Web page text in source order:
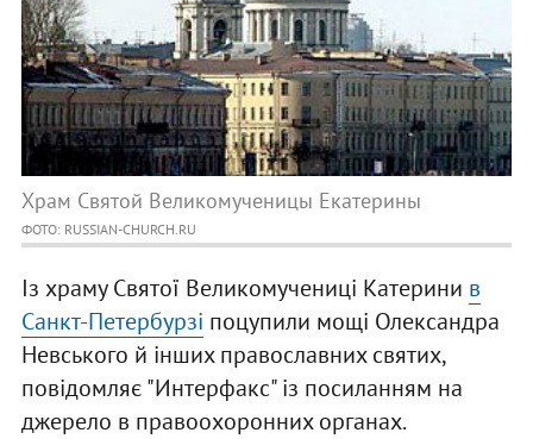
Храм Святой Великомученицы Екатерины
ФОТО: RUSSIAN-CHURCH.RU
Із храму Святої Великомучениці Катерини в
Санкт-Петербурзі поцупили мощі Олександра
Невського й інших православних святих,
повідомляє "Интерфакс" із посиланням на
джерело в правоохоронних органах.